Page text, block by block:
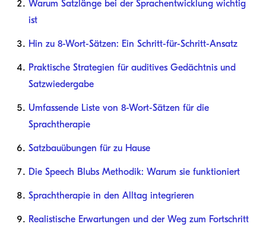
Warum Satzlänge bei der Sprachentwicklung wichtig
ist
Hin zu 8-Wort-Sätzen: Ein Schritt-für-Schritt-Ansatz
Praktische Strategien für auditives Gedächtnis und
Satzwiedergabe
Umfassende Liste von 8-Wort-Sätzen für die
Sprachtherapie
Satzbauübungen für zu Hause
Die Speech Blubs Methodik: Warum sie funktioniert
Sprachtherapie in den Alltag integrieren
Realistische Erwartungen und der Weg zum Fortschritt